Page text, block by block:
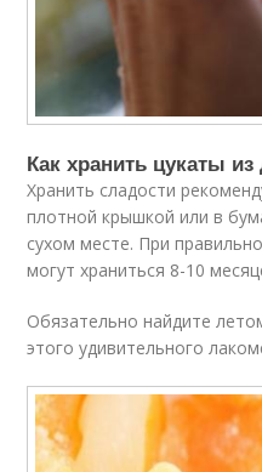
Как хранить цукаты
Хранить сладости
плотной крышкой или в
сухом месте. При
могут храниться 8-10
Обязательно найдите
этого удивительного